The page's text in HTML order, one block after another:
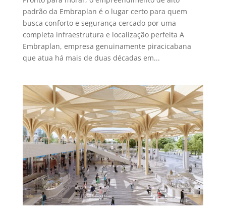
padrão da Embraplan é o lugar certo para quem
busca conforto e segurança cercado por uma
completa infraestrutura e localização perfeita A
Embraplan, empresa genuinamente piracicabana
que atua há mais de duas décadas em...